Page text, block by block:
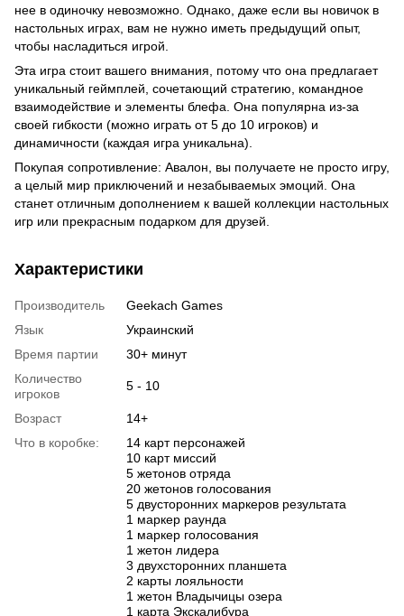
нее в одиночку невозможно. Однако, даже если вы новичок в
настольных играх, вам не нужно иметь предыдущий опыт,
чтобы насладиться игрой.
Эта игра стоит вашего внимания, потому что она предлагает
уникальный геймплей, сочетающий стратегию, командное
взаимодействие и элементы блефа. Она популярна из-за
своей гибкости (можно играть от 5 до 10 игроков) и
динамичности (каждая игра уникальна).
Покупая сопротивление: Авалон, вы получаете не просто игру,
а целый мир приключений и незабываемых эмоций. Она
станет отличным дополнением к вашей коллекции настольных
игр или прекрасным подарком для друзей.
Характеристики
Производитель
Geekach Games
Язык
Украинский
Время партии
30+ минут
Количество
игроков
5 - 10
Возраст
14+
Что в коробке:
14 карт персонажей
10 карт миссий
5 жетонов отряда
20 жетонов голосования
5 двусторонних маркеров результата
1 маркер раунда
1 маркер голосования
1 жетон лидера
3 двухсторонних планшета
2 карты лояльности
1 жетон Владычицы озера
1 карта Экскалибура